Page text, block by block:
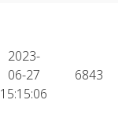
2023-
06-27
15:15:06
6843